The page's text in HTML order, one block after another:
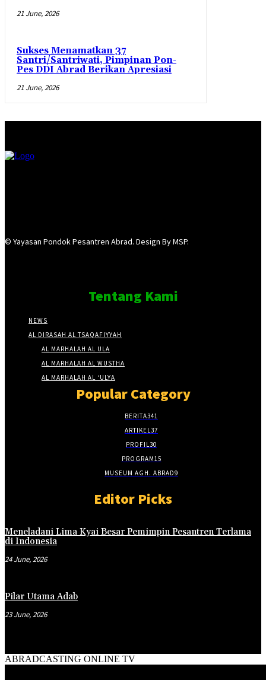
21 June, 2026
Sukses Menamatkan 37
Santri/Santriwati, Pimpinan Pon-
Pes DDI Abrad Berikan Apresiasi
21 June, 2026
© Yayasan Pondok Pesantren Abrad. Design By MSP.
Tentang Kami
NEWS
AL DIRASAH AL TSAQAFIYYAH
AL MARHALAH AL ULA
AL MARHALAH AL WUSTHA
AL MARHALAH AL ‘ULYA
Popular Category
BERITA341
ARTIKEL 37
PROFIL 30
PROGRAM15
MUSEUM AGH. ABRAD9
Editor Picks
Meneladani Lima Kyai Besar Pemimpin Pesantren Terlama
di Indonesia
24 June, 2026
Pilar Utama Adab
23 June, 2026
ABRADCASTING ONLINE TV